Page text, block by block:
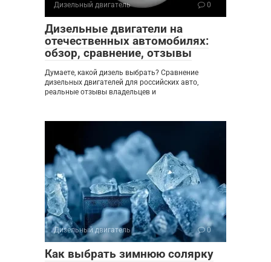
Дизельный двигатель 0
Дизельные двигатели на
отечественных автомобилях:
обзор, сравнение, отзывы
Думаете, какой дизель выбрать? Сравнение
дизельных двигателей для российских авто,
реальные отзывы владельцев и
Дизельный двигатель 0
Как выбрать зимнюю солярку